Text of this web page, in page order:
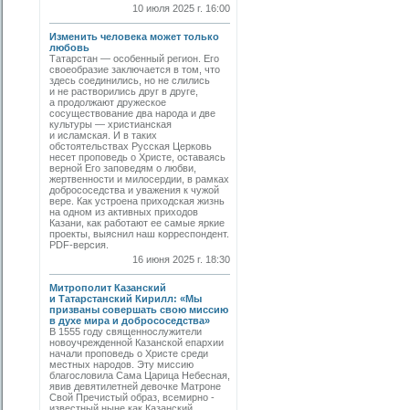
10 июля 2025 г. 16:00
Изменить человека может только
любовь
Татарстан — особенный регион. Его
своеобразие заключается в том, что
здесь соединились, но не слились
и не растворились друг в друге,
а продолжают дружеское
сосуществование два народа и две
культуры — христианская
и исламская. И в таких
обстоятельствах Русская Церковь
несет проповедь о Христе, оставаясь
верной Его заповедям о любви,
жертвенности и милосердии, в рамках
добрососедства и уважения к чужой
вере. Как устроена приходская жизнь
на одном из активных приходов
Казани, как работают ее самые яркие
проекты, выяснил наш корреспондент.
PDF-версия.
16 июня 2025 г. 18:30
Митрополит Казанский
и Татарстанский Кирилл: «Мы
призваны совершать свою миссию
в духе мира и добрососедства»
В 1555 году священнослужители
новоучрежденной Казанской епархии
начали проповедь о Христе среди
местных народов. Эту миссию
благословила Сама Царица Небесная,
явив девятилетней девочке Матроне
Свой Пречистый образ, всемирно ­